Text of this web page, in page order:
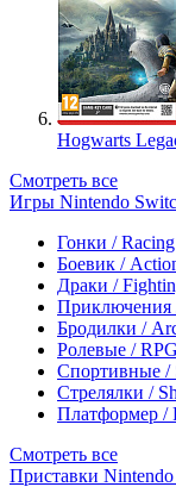
Hogwarts
Смотреть все
Игры Nintendo
Гонки / Racing
Боевик /
Драки /
Приключения
Бродилки /
Ролевые / RPG
Спортивные /
Стрелялки /
Платформер /
Смотреть все
Приставки